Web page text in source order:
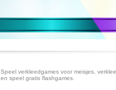
Speel verkleedgames voor meisjes,
en speel gratis flashgames.